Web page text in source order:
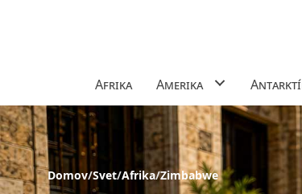
Afrika Amerika
Domov/Svet/Afrika/Zimbabwe